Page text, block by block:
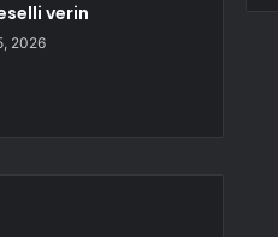
verin
2026